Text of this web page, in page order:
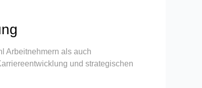
Arbeitnehmern als auch
und strategischen